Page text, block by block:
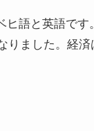
ヒ語と英語で
りました。経